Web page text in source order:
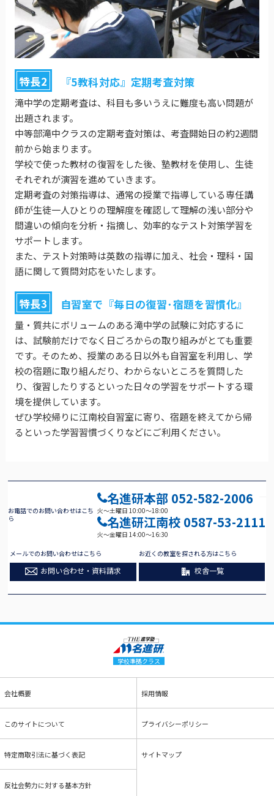
特長2 『5教科対応』定期考査対策
滝中学の定期考査は、科目も多いうえに難度も高い問題が
出題されます。
中等部滝中クラスの定期考査対策は、考査開始日の約2週間
前から始まります。
学校で使った教材の復習をした後、塾教材を使用し、生徒
それぞれが演習を進めていきます。
定期考査の対策指導は、通常の授業で指導している専任講
師が生徒一人ひとりの理解度を確認して理解の浅い部分や
間違いの傾向を分析・指摘し、効率的なテスト対策学習を
サポートします。
また、テスト対策時は英数の指導に加え、社会・理科・国
語に関して質問対応をいたします。
特長3 自習室で『毎日の復習･宿題を習慣化』
量・質共にボリュームのある滝中学の試験に対応するに
は、試験前だけでなく日ごろからの取り組みがとても重要
です。そのため、授業のある日以外も自習室を利用し、学
校の宿題に取り組んだり、わからないところを質問した
り、復習したりするといった日々の学習をサポートする環
境を提供しています。
ぜひ学校帰りに江南校自習室に寄り、宿題を終えてから帰
るといった学習習慣づくりなどにご利用ください。
お電話でのお問い合わせはこち
ら
名進研本部 052-582-2006
火～土曜日 10:00～18:00
名進研江南校 0587-53-2111
火～金曜日 14:00～16:30
メールでのお問い合わせはこちら
お問い合わせ・資料請求
お近くの教室を探される方はこちら
校舎一覧
学校準拠クラス
会社概要 採用情報
このサイトについて プライバシーポリシー
特定商取引法に基づく表記 サイトマップ
反社会勢力に対する基本方針